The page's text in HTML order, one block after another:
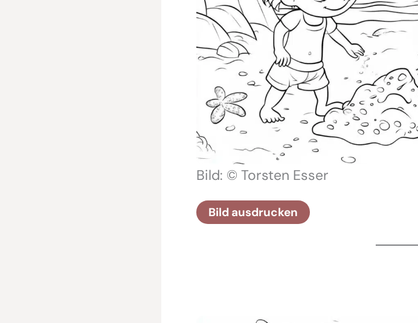
Bild: © Torsten Esser
Bild ausdrucken